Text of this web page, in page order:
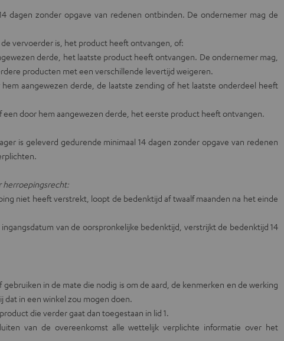
dagen zonder opgave van redenen ontbinden. De ondernemer mag de
vervoerder is, het product heeft ontvangen, of:
derde, het laatste product heeft ontvangen. De ondernemer mag,
producten met een verschillende levertijd weigeren.
aangewezen derde, de laatste zending of het laatste onderdeel heeft
door hem aangewezen derde, het eerste product heeft ontvangen.
is geleverd gedurende minimaal 14 dagen zonder opgave van redenen
herroepingsrecht:
niet heeft verstrekt, loopt de bedenktijd af twaalf maanden na het einde
van de oorspronkelijke bedenktijd, verstrijkt de bedenktijd 14
in de mate die nodig is om de aard, de kenmerken en de werking
in een winkel zou mogen doen.
die verder gaat dan toegestaan in lid 1.
van de overeenkomst alle wettelijk verplichte informatie over het